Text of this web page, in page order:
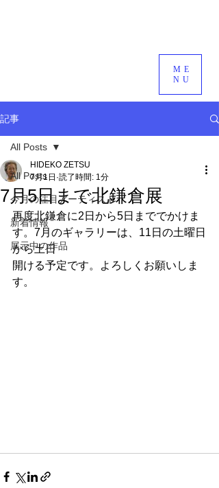
ME
NU
記事
All Posts
今月の注目アーティスト
新着情報
展示中の作品
All Posts
7月5日まで北鎌倉展
HIDEKO ZETSU
7月1日 読了時間: 1分
再度北鎌倉に2日から5日まででかけま
す。7月のギャラリーは、11日の土曜日
から土日
開ける予定です。よろしくお願いしま
す。